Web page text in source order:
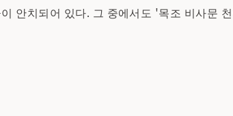
안치되어 있다. 그 중에서도 '목조 비사문